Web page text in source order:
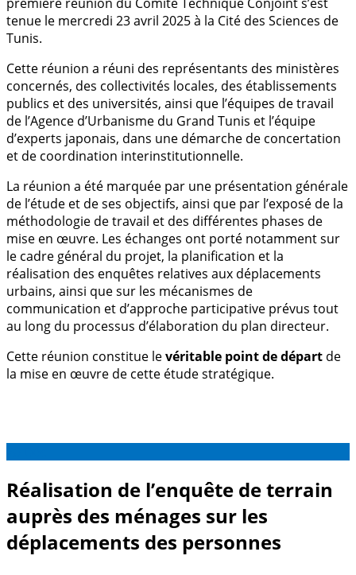
tenue le mercredi 23 avril 2025 à la Cité des Sciences de
Tunis.
Cette réunion a réuni des représentants des ministères
concernés, des collectivités locales, des établissements
publics et des universités, ainsi que l’équipes de travail
de l’Agence d’Urbanisme du Grand Tunis et l’équipe
d’experts japonais, dans une démarche de concertation
et de coordination interinstitutionnelle.
La réunion a été marquée par une présentation générale
de l’étude et de ses objectifs, ainsi que par l’exposé de la
méthodologie de travail et des différentes phases de
mise en œuvre. Les échanges ont porté notamment sur
le cadre général du projet, la planification et la
réalisation des enquêtes relatives aux déplacements
urbains, ainsi que sur les mécanismes de
communication et d’approche participative prévus tout
au long du processus d’élaboration du plan directeur.
Cette réunion constitue levéritable point de départ de
la mise en œuvre de cette étude stratégique.
Réalisation de l’enquête de terrain
auprès des ménages sur les
déplacements des personnes